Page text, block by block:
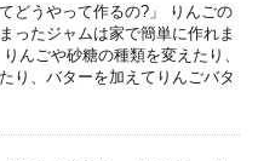
どうやって作るの?」 りんごの
ったジャムは家で簡単に作れま
んごや砂糖の種類を変えたり、
り、バターを加えてりんごバタ